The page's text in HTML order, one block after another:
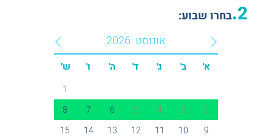
2. בחרו שבוע:
אוגוסט 2026
א' ב' ג' ד' ה' ו' ש׳
1
2
3
4
5
6
7
8
9
10
11
12
13
14
15